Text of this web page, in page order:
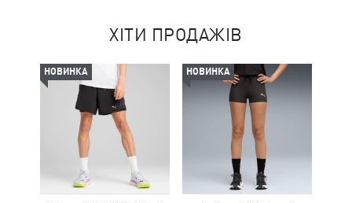
ХІТИ ПРОДАЖІВ
НОВИНКА НОВИНКА